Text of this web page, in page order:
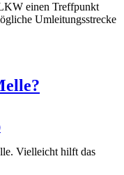
einen Treffpunkt
Umleitungsstrecke
Vielleicht hilft das